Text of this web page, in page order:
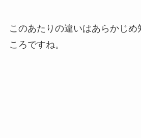
このあたりの違いはあらかじめ
ころですね。